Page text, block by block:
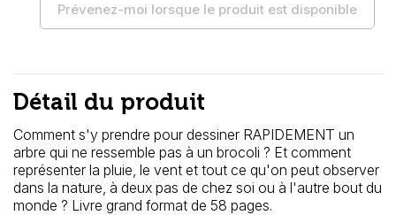
Prévenez-moi lorsque le produit est disponible
Détail du produit
Comment s'y prendre pour dessiner RAPIDEMENT un
arbre qui ne ressemble pas à un brocoli ? Et comment
représenter la pluie, le vent et tout ce qu'on peut observer
dans la nature, à deux pas de chez soi ou à l'autre bout du
monde ? Livre grand format de 58 pages.